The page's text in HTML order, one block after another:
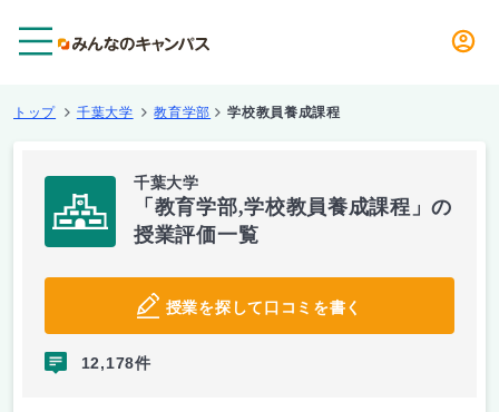
トップ 千葉大学 教育学部 学校教員養成課程
千葉大学
「教育学部,学校教員養成課程」の
授業評価一覧
授業を探して口コミを書く
12,178件